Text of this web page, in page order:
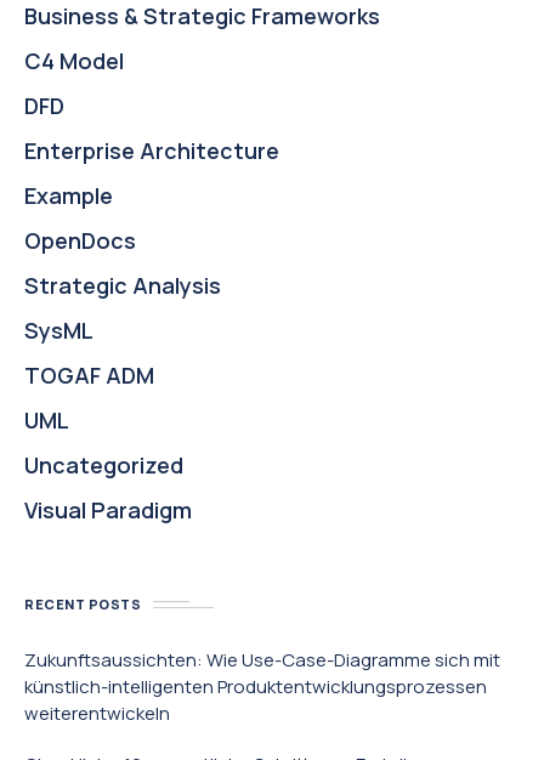
Business & Strategic Frameworks
C4 Model
DFD
Enterprise Architecture
Example
OpenDocs
Strategic Analysis
SysML
TOGAF ADM
UML
Uncategorized
Visual Paradigm
RECENT POSTS
Zukunftsaussichten: Wie Use-Case-Diagramme sich mit
künstlich-intelligenten Produktentwicklungsprozessen
weiterentwickeln